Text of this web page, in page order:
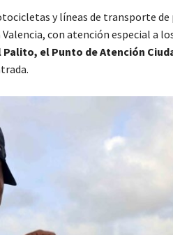
y líneas de transporte de
con atención especial a
el Punto de Atención